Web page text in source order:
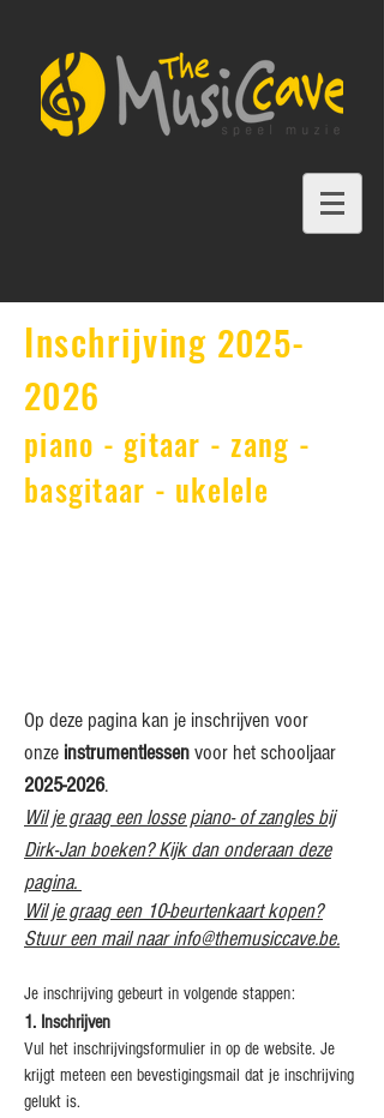
Inschrijving 2025-
2026
piano - gitaar - zang -
basgitaar - ukelele
Op deze pagina kan je inschrijven voor
onze instrumentlessenvoor het schooljaar
2025-2026.
Wil je graag een losse piano- of zangles bij
Dirk-Jan boeken? Kijk dan onderaan deze
pagina. ​
Wil je graag een 10-beurtenkaart kopen?
Stuur een mail naarinfo@themusiccave.be.
Je inschrijving gebeurt in volgende stappen:
1. Inschrijven
Vul het inschrijvingsformulier in op de website. Je
krijgt meteen een bevestigingsmail dat je inschrijving
gelukt is.